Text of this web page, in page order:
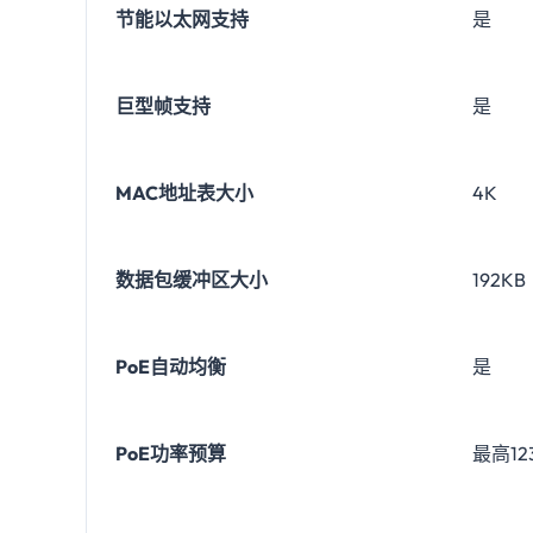
节能以太网支持 是
巨型帧支持 是
MAC地址表大小 4K
数据包缓冲区大小 192KB
PoE自动均衡 是
PoE功率预算 最高